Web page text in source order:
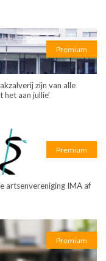
Premium
zijn van alle
het aan jullie’
Premium
artsenvereniging IMA af
Premium